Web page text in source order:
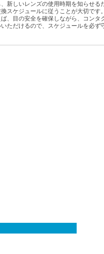
新しいレンズの使用時期を知らせる
スケジュールに従うことが大切です
、目の安全を確保しながら、コンタ
ただけるので、スケジュールを必ず